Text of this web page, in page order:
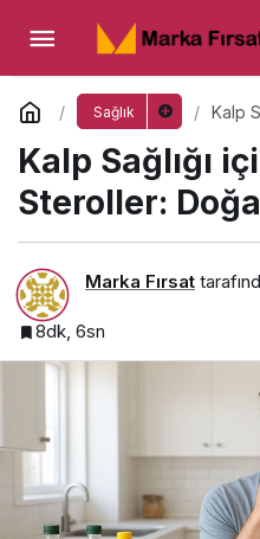
Sağlık
Kalp
Kalp Sağlığı
Steroller:
Marka Fırsat
8dk, 6sn
Kalp Sağlığı için
Statin Etkisi
Yorum Yap